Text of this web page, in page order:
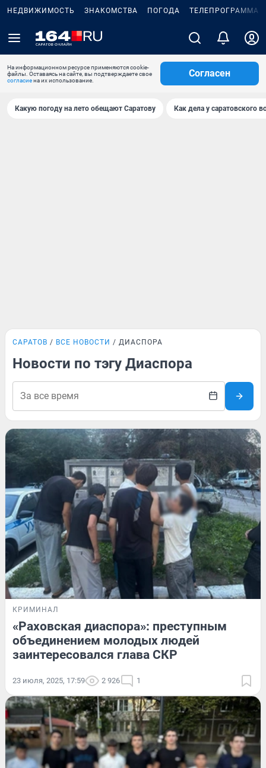
НЕДВИЖИМОСТЬ ЗНАКОМСТВА ПОГОДА ТЕЛЕПРОГРАММА
На информационном ресурсе применяются cookie-
файлы. Оставаясь на сайте, вы подтверждаете свое
согласиена их использование.
Согласен
Какую погоду на лето обещают Саратову Как дела у саратовского
САРАТОВ ВСЕ НОВОСТИ ДИАСПОРА
Новости по тэгу Диаспора
КРИМИНАЛ
«Раховская диаспора»: преступным
объединением молодых людей
заинтересовался глава СКР
23 июля, 2025, 17:59 2 926 1